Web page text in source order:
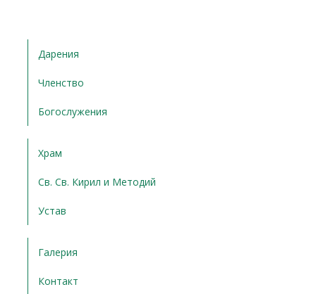
Дарения
Членство
Богослужения
Храм
Св. Св. Кирил и Методий
Устав
Галерия
Контакт